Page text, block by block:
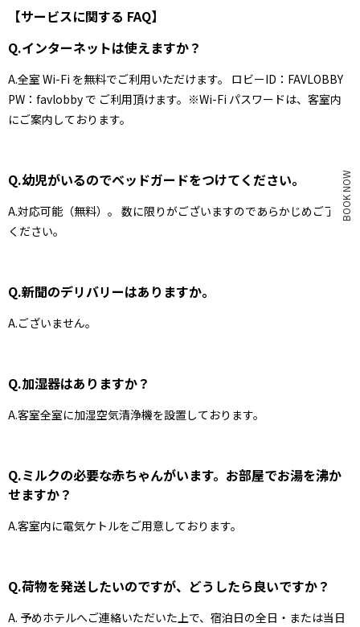
【サービスに関する FAQ】
Q.インターネットは使えますか？
A.全室 Wi-Fi を無料でご利用いただけます。 ロビーID：FAVLOBBY
PW：favlobby で ご利用頂けます。※Wi-Fi パスワードは、客室内
にご案内しております。
Q.幼児がいるのでベッドガードをつけてください。
A.対応可能（無料）。 数に限りがございますのであらかじめご了承
ください。
Q.新聞のデリバリーはありますか。
A.ございません。
Q.加湿器はありますか？
A.客室全室に加湿空気清浄機を設置しております。
Q.ミルクの必要な赤ちゃんがいます。お部屋でお湯を沸か
せますか？
A.客室内に電気ケトルをご用意しております。
Q.荷物を発送したいのですが、どうしたら良いですか？
A. 予めホテルへご連絡いただいた上で、宿泊日の全日・または当日
BOOK NOW